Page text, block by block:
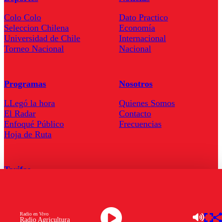
Radio Agricultura
Radio en Vivo
Colo Colo
Seleccion Chilena
Universidad de Chile
Torneo Nacional
Dato Practico
Economía
Internacional
Nacional
Programas
LLegó la hora
El Radar
Enfoqué Público
Hoja de Ruta
Nosotros
Quienes Somos
Contacto
Frecuencias
Tarifas